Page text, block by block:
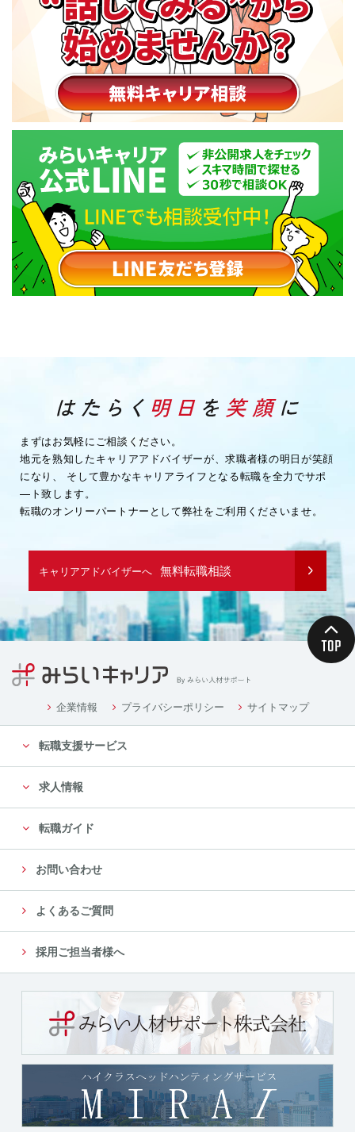
まずはお気軽にご相談ください。
地元を熟知したキャリアアドバイザーが、求職者様の明日が笑顔
になり、
そして豊かなキャリアライフとなる転職を全力でサポ
―ト致します。
転職のオンリーパートナーとして弊社をご利用くださいませ。
キャリアアドバイザーへ 無料転職相談
企業情報 プライバシーポリシー サイトマップ
転職支援サービス
求人情報
転職ガイド
お問い合わせ
よくあるご質問
採用ご担当者様へ